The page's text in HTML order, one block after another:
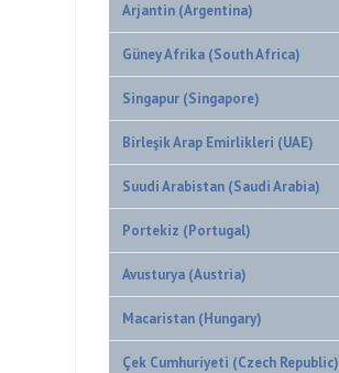
Arjantin (Argentina)
Güney Afrika (South Africa)
Singapur (Singapore)
Birleşik Arap Emirlikleri (UAE)
Suudi Arabistan (Saudi Arabia)
Portekiz (Portugal)
Avusturya (Austria)
Macaristan (Hungary)
Çek Cumhuriyeti (Czech Republic)